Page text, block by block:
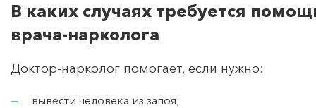
В каких случаях требуется
врача-нарколога
Доктор-нарколог помогает, если нужно:
вывести человека из запоя;